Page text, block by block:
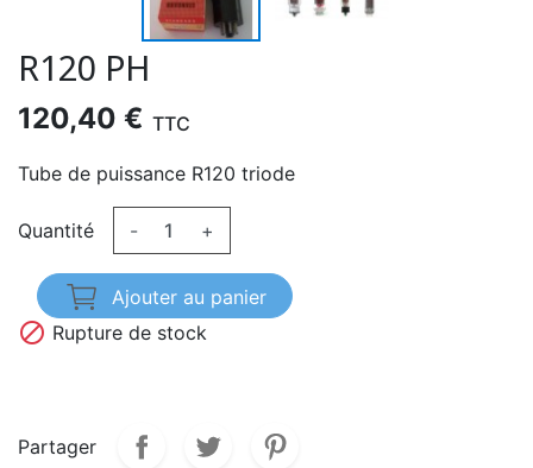
R120 PH
120,40 € TTC
Tube de puissance R120 triode
Quantité - +
Ajouter au panier
 Rupture de stock
Partager